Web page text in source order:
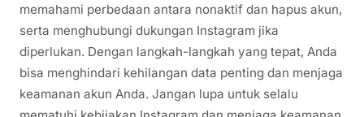
memahami perbedaan antara nonaktif dan hapus akun,
serta menghubungi dukungan Instagram jika
diperlukan. Dengan langkah-langkah yang tepat, Anda
bisa menghindari kehilangan data penting dan menjaga
keamanan akun Anda. Jangan lupa untuk selalu